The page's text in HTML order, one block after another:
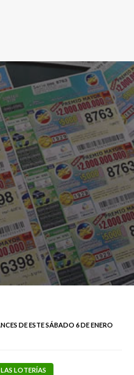
DE ESTE SÁBADO 6 DE ENERO
LOTERÍAS